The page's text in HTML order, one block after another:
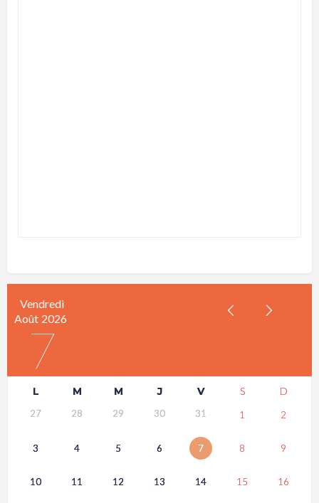
Vendredi
Août 2026
7
L M M J V S D
27 28 29 30 31 1 2
3 4 5 6 7 8 9
10 11 12 13 14 15 16